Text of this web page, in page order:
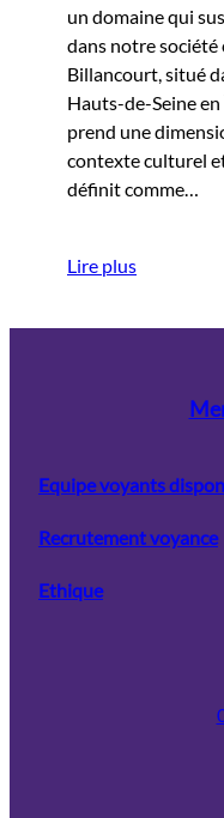
un domaine qui
dans notre
Billancourt, situé
Hauts-de-Seine
prend une
contexte culturel
définit comme…
Lire plus
Equipe voyants
Recrutement voyance
Ethique